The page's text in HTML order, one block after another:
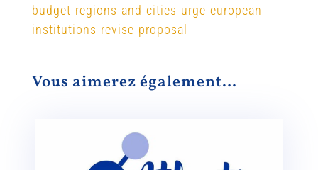
budget-regions-and-cities-urge-european-
institutions-revise-proposal
Vous aimerez également…